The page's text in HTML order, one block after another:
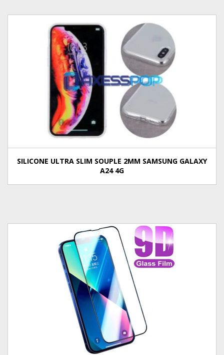
SILICONE ULTRA SLIM SOUPLE 2MM SAMSUNG GALAXY
A24 4G